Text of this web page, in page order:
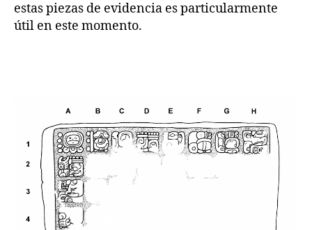
estas piezas de evidencia es particularmente
útil en este momento.